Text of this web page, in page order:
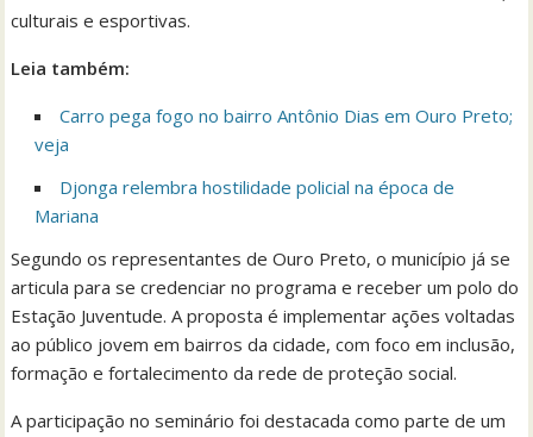
culturais e esportivas.
Leia também:
Carro pega fogo no bairro Antônio Dias em Ouro Preto;
veja
Djonga relembra hostilidade policial na época de
Mariana
Segundo os representantes de Ouro Preto, o município já se
articula para se credenciar no programa e receber um polo do
Estação Juventude. A proposta é implementar ações voltadas
ao público jovem em bairros da cidade, com foco em inclusão,
formação e fortalecimento da rede de proteção social.
A participação no seminário foi destacada como parte de um